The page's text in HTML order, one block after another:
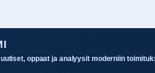
oppaat ja analyysit moderniin